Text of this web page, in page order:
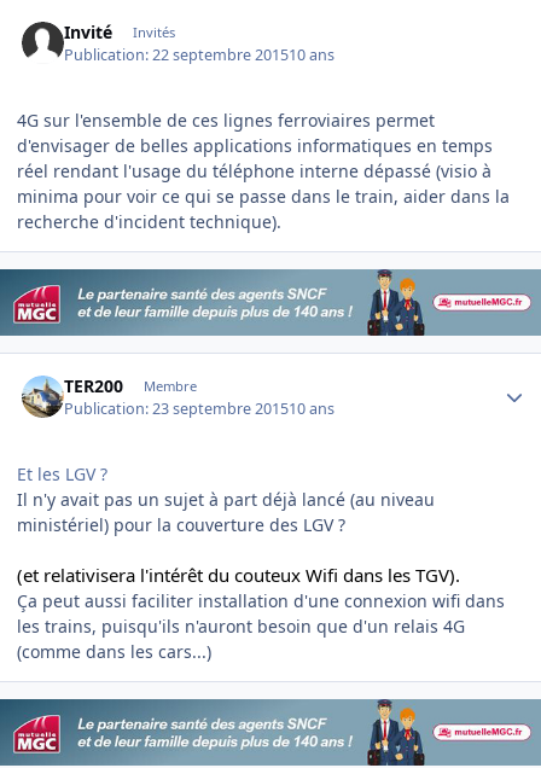
Invité Invités
Publication:22 septembre 201510 ans
4G sur l'ensemble de ces lignes ferroviaires permet
d'envisager de belles applications informatiques en temps
réel rendant l'usage du téléphone interne dépassé (visio à
minima pour voir ce qui se passe dans le train, aider dans la
recherche d'incident technique).
TER200 Membre
Publication:23 septembre 201510 ans
Et les LGV ?
Il n'y avait pas un sujet à part déjà lancé (au niveau
ministériel) pour la couverture des LGV ?
(et relativisera l'intérêt du couteux Wifi dans les TGV).
Ça peut aussi faciliter installation d'une connexion wifi dans
les trains, puisqu'ils n'auront besoin que d'un relais 4G
(comme dans les cars...)